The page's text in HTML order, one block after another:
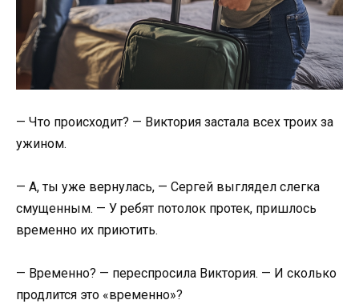
— Что происходит? — Виктория застала всех троих за
ужином.
— А, ты уже вернулась, — Сергей выглядел слегка
смущенным. — У ребят потолок протек, пришлось
временно их приютить.
— Временно? — переспросила Виктория. — И сколько
продлится это «временно»?